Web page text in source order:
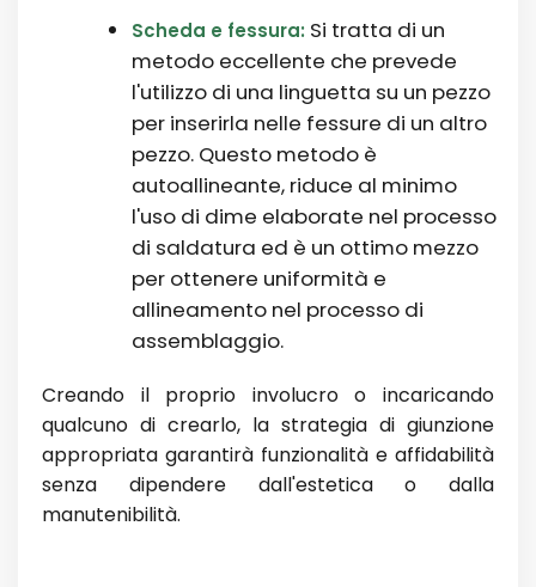
Scheda e fessura: Si tratta di un
metodo eccellente che prevede
l'utilizzo di una linguetta su un pezzo
per inserirla nelle fessure di un altro
pezzo. Questo metodo è
autoallineante, riduce al minimo
l'uso di dime elaborate nel processo
di saldatura ed è un ottimo mezzo
per ottenere uniformità e
allineamento nel processo di
assemblaggio.
Creando il proprio involucro o incaricando
qualcuno di crearlo, la strategia di giunzione
appropriata garantirà funzionalità e affidabilità
senza dipendere dall'estetica o dalla
manutenibilità.